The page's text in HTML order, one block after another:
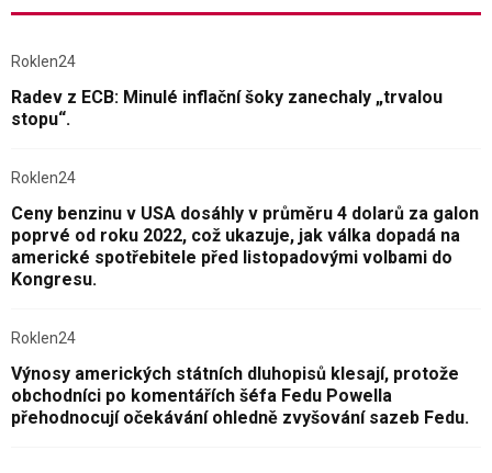
Roklen24
Radev z ECB: Minulé inflační šoky zanechaly „trvalou
stopu“.
Roklen24
Ceny benzinu v USA dosáhly v průměru 4 dolarů za galon
poprvé od roku 2022, což ukazuje, jak válka dopadá na
americké spotřebitele před listopadovými volbami do
Kongresu.
Roklen24
Výnosy amerických státních dluhopisů klesají, protože
obchodníci po komentářích šéfa Fedu Powella
přehodnocují očekávání ohledně zvyšování sazeb Fedu.